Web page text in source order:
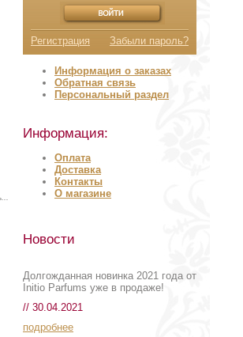
Регистрация Забыли пароль?
Информация о заказах
Обратная связь
Персональный раздел
Информация:
Оплата
Доставка
Контакты
О магазине
Новости
Долгожданная новинка 2021 года от
Initio Parfums уже в продаже!
// 30.04.2021
подробнее